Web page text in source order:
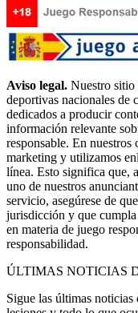
Aviso legal. Nuestro sitio
deportivas nacionales de
dedicados a producir
información relevante
responsable. En nuestros
marketing y utilizamos
línea. Esto significa que,
uno de nuestros
servicio, asegúrese de
jurisdicción y que
en materia de juego
responsabilidad.
ÚLTIMAS NOTICIAS
Sigue las últimas noticias